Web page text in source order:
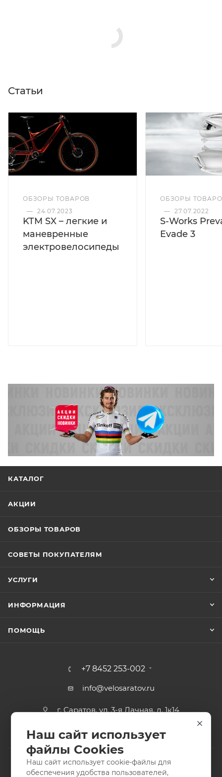
Статьи
ОБЗОРЫ ТОВАРОВ
— 24.07.2023
KTM SX – легкие и
маневренные
электровелосипеды
ОБЗОРЫ
— 27.07.2022
S-Works
Evade 3
КАТАЛОГ
АКЦИИ
ОБЗОРЫ ТОВАРОВ
СОВЕТЫ ПОКУПАТЕЛЯМ
УСЛУГИ
ИНФОРМАЦИЯ
ПОМОЩЬ
+7 8452 253-002
info@velosaratov.ru
г. Саратов, ул. 3-я Дачная, д. 1к14
Наш сайт использует
файлы Cookies
Наш сайт использует cookie-файлы для
обеспечения удобства пользователей,